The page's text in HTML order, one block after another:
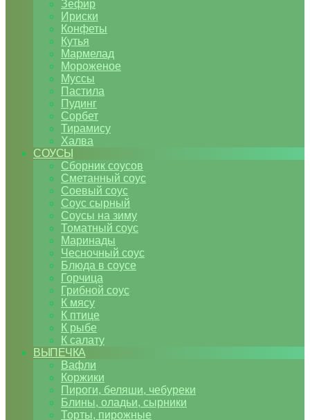
Зефир
Ириски
Конфеты
Кутья
Мармелад
Мороженое
Муссы
Пастила
Пудинг
Сорбет
Тирамису
Халва
СОУСЫ
Сборник соусов
Сметанный соус
Соевый соус
Соус сырный
Соусы на зиму
Томатный соус
Маринады
Чесночный соус
Блюда в соусе
Горчица
Грибной соус
К мясу
К птице
К рыбе
К салату
ВЫПЕЧКА
Вафли
Коржики
Пироги, беляши, чебуреки
Блины, оладьи, сырники
Торты, пирожные